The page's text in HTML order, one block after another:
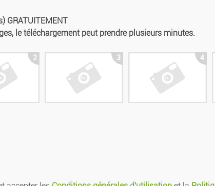
GRATUITEMENT
le téléchargement peut prendre plusieurs minutes.
2 3 4